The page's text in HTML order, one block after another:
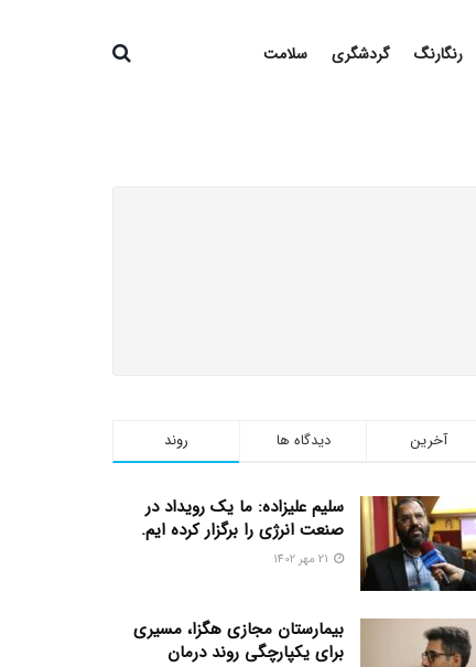
رنگارنگ گردشگری سلامت
روند دیدگاه ها آخرین
سلیم علیزاده: ما یک رویداد در
صنعت انرژی را برگزار کرده ایم.
بیمارستان مجازی هگزا، مسیری
برای یکپارچگی روند درمان